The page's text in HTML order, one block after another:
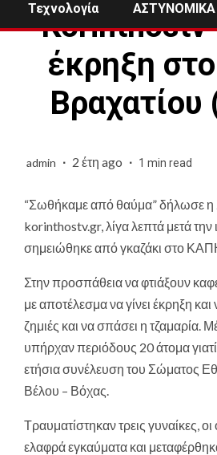
Τεχνολογία ΑΣΤΥΝΟΜΙΚΑ
Korinthostv
έκρηξη
Βραχατίου
admin 2 έτη ago 1 min read
“Σωθήκαμε από θαύμα” δήλωσε η
korinthostv.gr, λίγα λεπτά μετά
σημειώθηκε από γκαζάκι στο
Στην προσπάθεια να φτιάξουν
με αποτέλεσμα να γίνει έκρηξη
ζημιές και να σπάσει η τζαμαρία.
υπήρχαν περιόδους 20 άτομα γιατί
ετήσια συνέλευση του Σώματος
Βέλου – Βόχας.
Τραυματίστηκαν τρεις γυναίκες,
ελαφρά εγκαύματα και